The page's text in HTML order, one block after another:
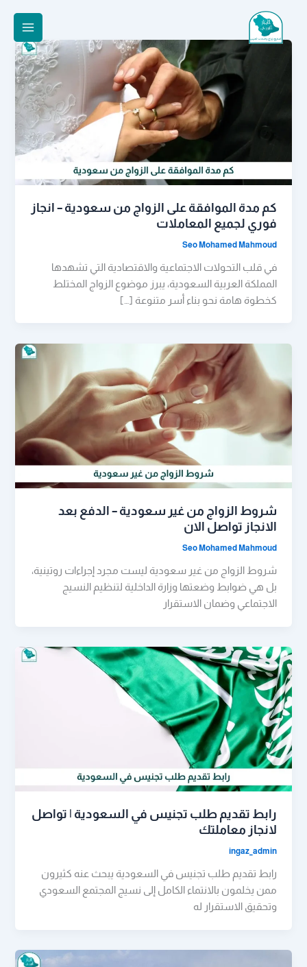
المحتوى
كم مدة الموافقة على الزواج من سعودية – انجاز
فوري لجميع المعاملات
Seo Mohamed Mahmoud
في قلب التحولات الاجتماعية والاقتصادية التي تشهدها
المملكة العربية السعودية، يبرز موضوع الزواج المختلط
كخطوة هامة نحو بناء أسر متنوعة […]
شروط الزواج من غير سعودية – الدفع بعد
الانجاز تواصل الان
Seo Mohamed Mahmoud
شروط الزواج من غير سعودية ليست مجرد إجراءات روتينية،
بل هي ضوابط وضعتها وزارة الداخلية لتنظيم النسيج
الاجتماعي وضمان الاستقرار
رابط تقديم طلب تجنيس في السعودية | تواصل
لانجاز معاملتك
ingaz_admin
رابط تقديم طلب تجنيس في السعودية يبحث عنه كثيرون
ممن يخلمون بالانتماء الكامل إلى نسيج المجتمع السعودي
وتحقيق الاستقرار له